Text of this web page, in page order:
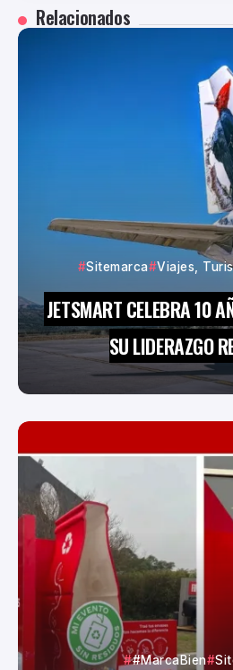
Relacionados
Sitemarca Viajes,
JETSMART CELEBRA 10
SU LIDERAZGO
#MarcaBien